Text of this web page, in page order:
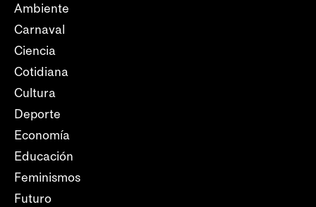
Ambiente
Carnaval
Ciencia
Cotidiana
Cultura
Deporte
Economía
Educación
Feminismos
Futuro